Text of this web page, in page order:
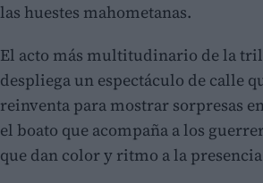
las huestes mahometanas.
El acto más multitudinario de la
despliega un espectáculo de calle
reinventa para mostrar sorpresas
el boato que acompaña a los
que dan color y ritmo a la